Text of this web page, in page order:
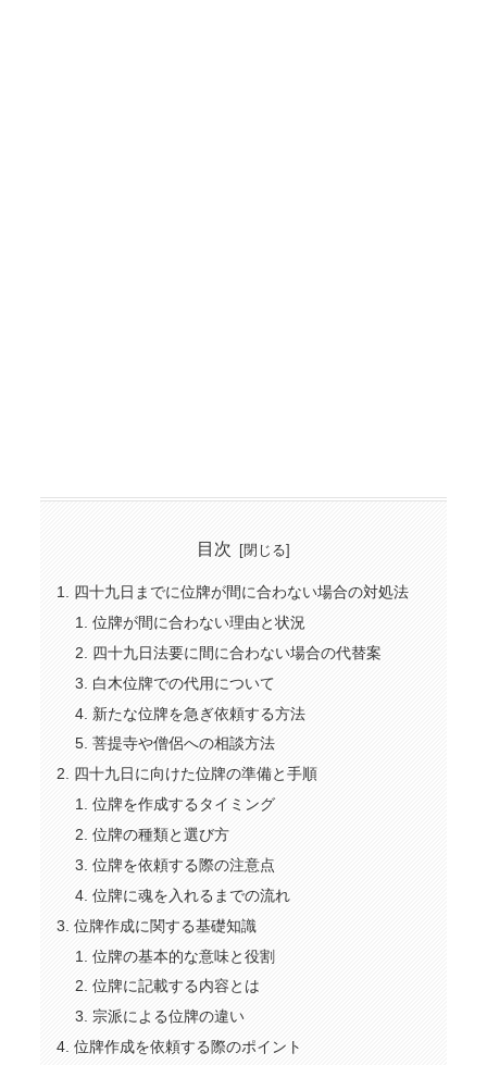
目次
四十九日までに位牌が間に合わない場合の対処法
位牌が間に合わない理由と状況
四十九日法要に間に合わない場合の代替案
白木位牌での代用について
新たな位牌を急ぎ依頼する方法
菩提寺や僧侶への相談方法
四十九日に向けた位牌の準備と手順
位牌を作成するタイミング
位牌の種類と選び方
位牌を依頼する際の注意点
位牌に魂を入れるまでの流れ
位牌作成に関する基礎知識
位牌の基本的な意味と役割
位牌に記載する内容とは
宗派による位牌の違い
位牌作成を依頼する際のポイント